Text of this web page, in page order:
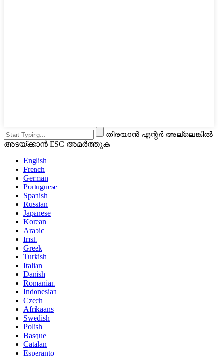
തിരയാൻ എന്റർ അല്ലെങ്കിൽ
അടയ്ക്കാൻ ESC അമർത്തുക
English
French
German
Portuguese
Spanish
Russian
Japanese
Korean
Arabic
Irish
Greek
Turkish
Italian
Danish
Romanian
Indonesian
Czech
Afrikaans
Swedish
Polish
Basque
Catalan
Esperanto